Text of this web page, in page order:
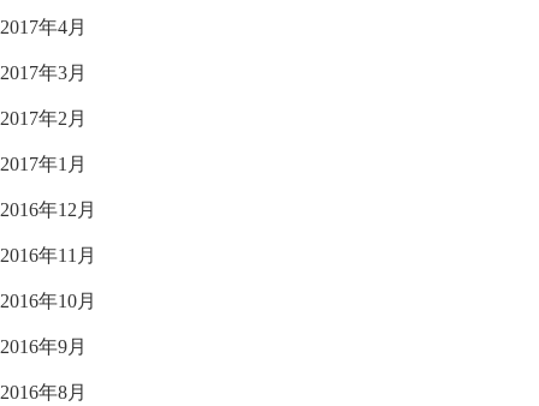
2017年4月
2017年3月
2017年2月
2017年1月
2016年12月
2016年11月
2016年10月
2016年9月
2016年8月